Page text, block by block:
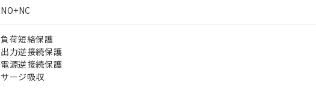
NO+NC
負荷短絡保護
出力逆接続保護
電源逆接続保護
サージ吸収
鉛(Pb) 1000ppm以下、 水銀(Hg) 1000ppm以下、 カドミウム(Cd) 100ppm以下、
六価クロム(Cr(Ⅵ)) 1000ppm以下、ポリ臭化ビフェニル類(PBB) 1000ppm以下、ポ
フタル酸ビス(2-エチルヘキシル) (DEHP)(別名：DOP) 1000ppm以下、フタル酸ブチ
ル（DBP） 1000ppm以下、フタル酸ジイソブチル (DIBP) 1000ppm以下
「×」：最大均質材料含有率が中国RoHSの基準値を超えているこ
「－」：未確認です。当社販売部門へお問い合わせください。
*中国RoHS10物質の基準値 (GB/T26572)：